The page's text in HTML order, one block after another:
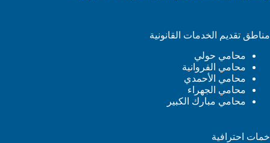
مناطق تقديم الخدمات القانونية
محامي حولي
محامي الفروانية
محامي الأحمدي
محامي الجهراء
محامي مبارك الكبير
خمات احترافية